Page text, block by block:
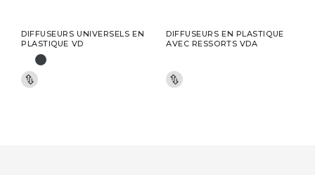
DIFFUSEURS UNIVERSELS EN
PLASTIQUE VD
DIFFUSEURS EN PLASTIQUE
AVEC RESSORTS VDA